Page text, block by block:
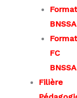
BNSSA
FC
BNSSA
Filière